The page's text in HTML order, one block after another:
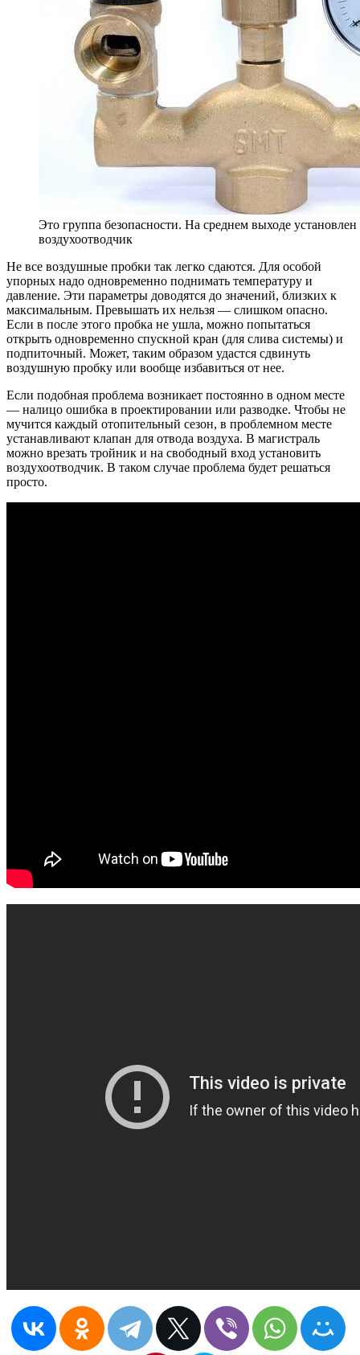
Это группа безопасности. На среднем выходе
воздухоотводчик
Не все воздушные пробки так легко сдаются. Для особой
упорных надо одновременно поднимать температуру и
давление. Эти параметры доводятся до значений, близких к
максимальным. Превышать их нельзя — слишком опасно.
Если в после этого пробка не ушла, можно попытаться
открыть одновременно спускной кран (для слива системы) и
подпиточный. Может, таким образом удастся сдвинуть
воздушную пробку или вообще избавиться от нее.
Если подобная проблема возникает постоянно в одном месте
— налицо ошибка в проектировании или разводке. Чтобы не
мучится каждый отопительный сезон, в проблемном месте
устанавливают клапан для отвода воздуха. В магистраль
можно врезать тройник и на свободный вход установить
воздухоотводчик. В таком случае проблема будет решаться
просто.